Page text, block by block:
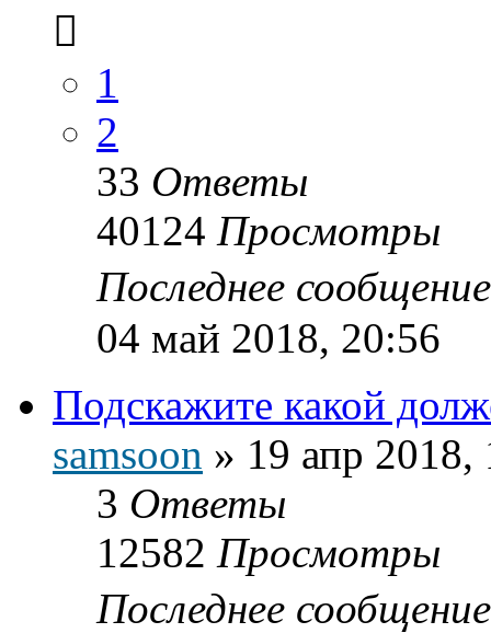
1
2
33 Ответы
40124 Просмотры
Последнее
04 май 2018, 20:56
Подскажите какой
samsoon » 19 апр 2018,
3 Ответы
12582 Просмотры
Последнее